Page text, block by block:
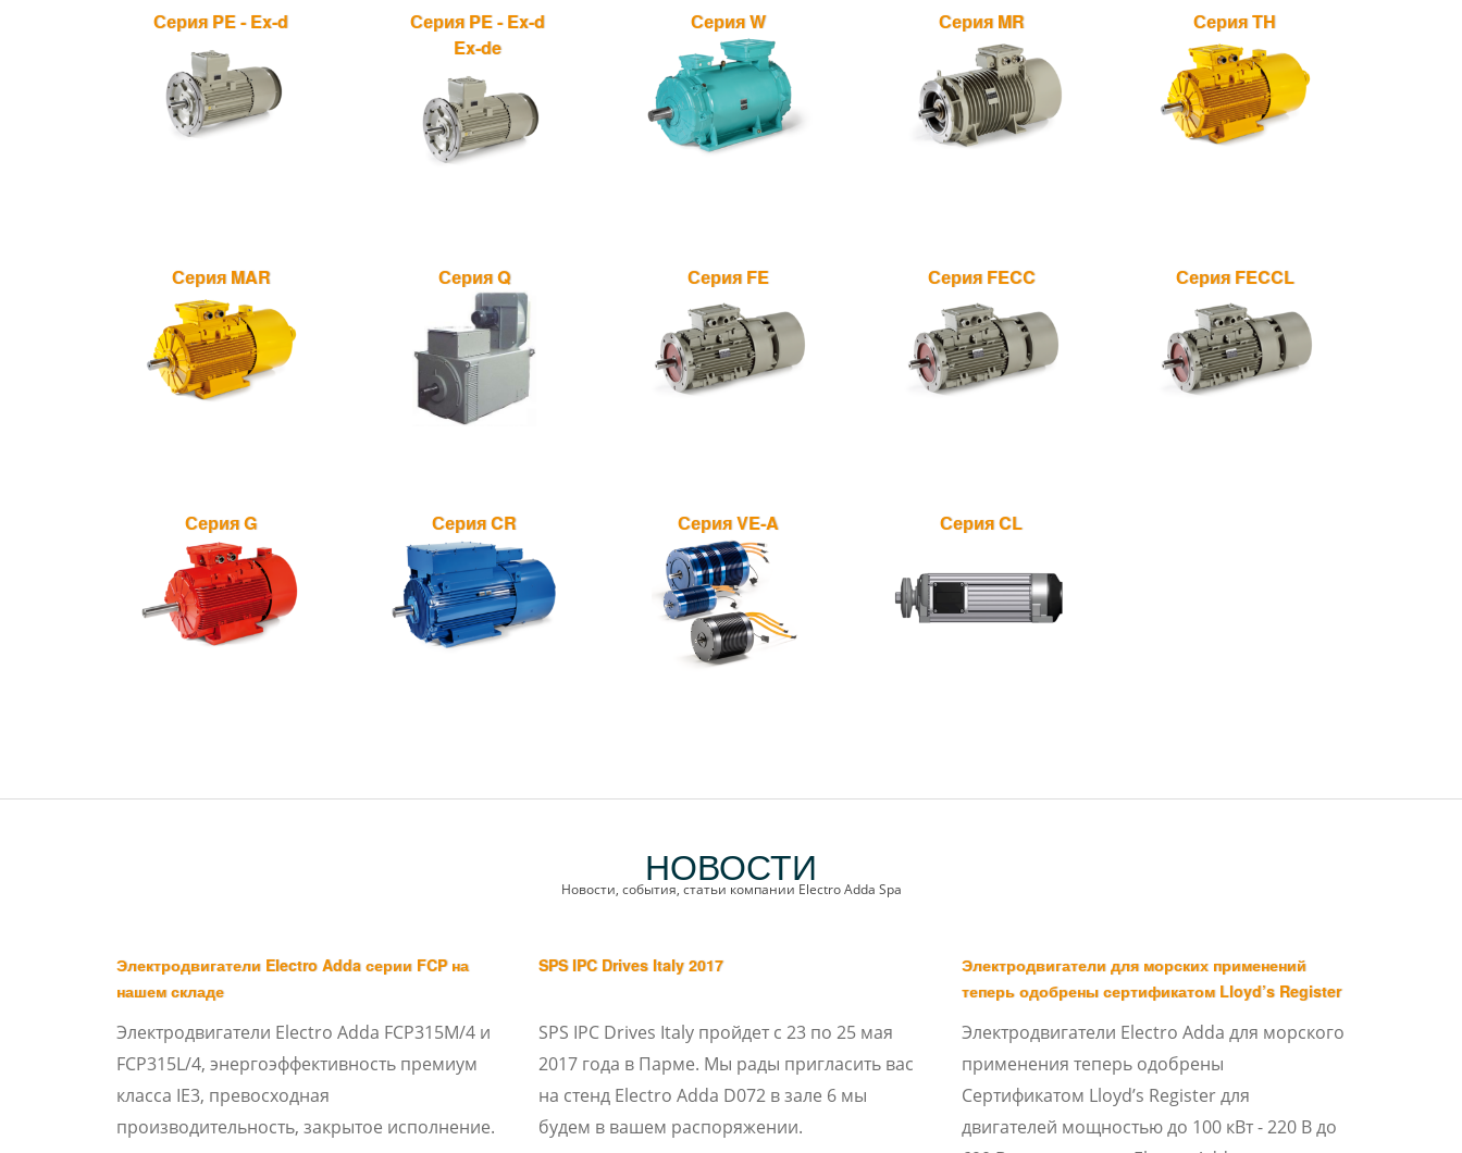
Серия PE - Ex-d
Серия PE - Ex-d
Ex-de
Серия W Серия MR Серия TH
Серия MAR Серия Q Серия FE Серия FECC Серия FECCL
Серия G Серия CR Серия VE-A Серия CL
НОВОСТИ
Новости, события, статьи компании Electro Adda Spa
Электродвигатели Electro Adda серии FCP на
нашем складе
Электродвигатели Electro Adda FCP315M/4 и
FCP315L/4, энергоэффективность премиум
класса IE3, превосходная
производительность, закрытое исполнение.
SPS IPC Drives Italy 2017
SPS IPC Drives Italy пройдет с 23 по 25 мая
2017 года в Парме. Мы рады пригласить вас
на стенд Electro Adda D072 в зале 6 мы
будем в вашем распоряжении.
Электродвигатели для морских применений
теперь одобрены сертификатом Lloyd’s Register
Электродвигатели Electro Adda для морского
применения теперь одобрены
Сертификатом Lloyd’s Register для
двигателей мощностью до 100 кВт - 220 В до